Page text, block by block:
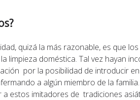
quizá la más razonable, es que
limpieza doméstica. Tal vez hayan
por la posibilidad de introducir
a algún miembro de la
estos imitadores de tradiciones